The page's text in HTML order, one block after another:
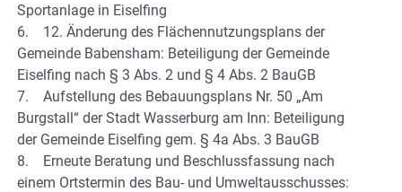
Sportanlage in Eiselfing
6. 12. Änderung des Flächennutzungsplans der
Gemeinde Babensham: Beteiligung der Gemeinde
Eiselfing nach § 3 Abs. 2 und § 4 Abs. 2 BauGB
7. Aufstellung des Bebauungsplans Nr. 50 „Am
Burgstall“ der Stadt Wasserburg am Inn: Beteiligung
der Gemeinde Eiselfing gem. § 4a Abs. 3 BauGB
8. Erneute Beratung und Beschlussfassung nach
einem Ortstermin des Bau- und Umweltausschusses: